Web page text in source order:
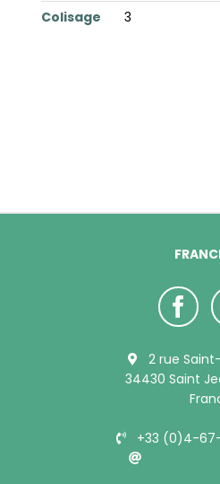
Colisage
3
2 rue
34430 Saint
+33 (0)4-